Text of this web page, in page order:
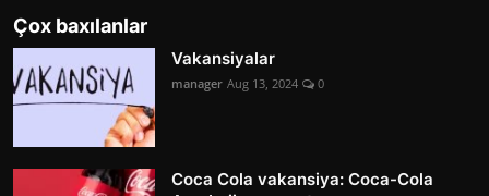
Çox baxılanlar
Vakansiyalar
manager Aug 13, 2024 0
Coca Cola vakansiya: Coca-Cola